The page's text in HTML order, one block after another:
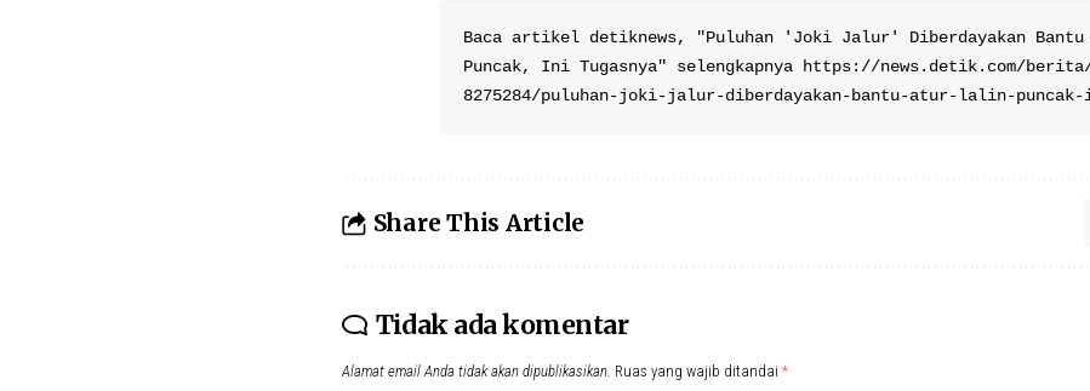
Baca artikel detiknews, "Puluhan 'Joki Jalur' Diberdayakan
Puncak, Ini Tugasnya" selengkapnya https://news.detik.com/
8275284/puluhan-joki-jalur-diberdayakan-bantu-atur-lalin-
Share This Article
Tidak ada komentar
Alamat email Anda tidak akan dipublikasikan. Ruas yang wajib ditandai *